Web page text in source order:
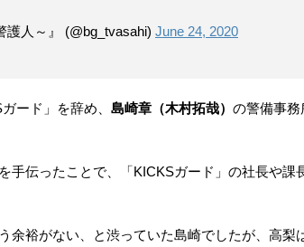
人～』 (@bg_tvasahi) June 24, 2020
ガード」を辞め、 島崎章（木村拓哉） の警備事務
手伝ったことで、「KICKSガード」の社長や課
余裕がない、と渋っていた島崎でしたが、高梨